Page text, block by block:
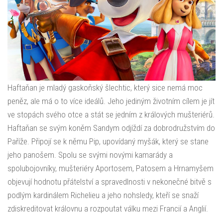
Haftaňan je mladý gaskoňský šlechtic, který sice nemá moc
peněz, ale má o to více ideálů. Jeho jediným životním cílem je jít
ve stopách svého otce a stát se jedním z králových mušteriérů.
Haftaňan se svým koněm Sandym odjíždí za dobrodružstvím do
Paříže. Připojí se k němu Pip, upovídaný myšák, který se stane
jeho panošem. Spolu se svými novými kamarády a
spolubojovníky, mušteriéry Aportosem, Patosem a Hrnamyšem
objevují hodnotu přátelství a spravedlnosti v nekonečné bitvě s
podlým kardinálem Richelieu a jeho nohsledy, kteří se snaží
zdiskreditovat královnu a rozpoutat válku mezi Francií a Anglií.